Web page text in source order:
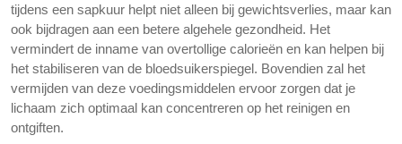
tijdens een sapkuur helpt niet alleen bij gewichtsverlies, maar kan
ook bijdragen aan een betere algehele gezondheid. Het
vermindert de inname van overtollige calorieën en kan helpen bij
het stabiliseren van de bloedsuikerspiegel. Bovendien zal het
vermijden van deze voedingsmiddelen ervoor zorgen dat je
lichaam zich optimaal kan concentreren op het reinigen en
ontgiften.